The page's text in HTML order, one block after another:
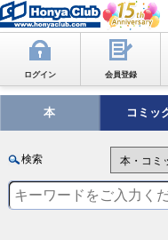
ログイン 会員登録
本 コミッ
検索